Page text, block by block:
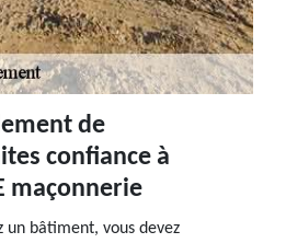
de
confiance à
maçonnerie
un bâtiment, vous devez